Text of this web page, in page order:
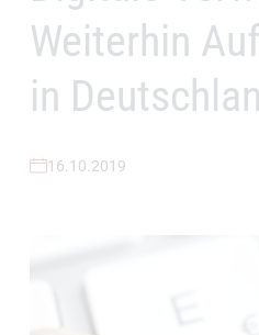
Weiterhin
in
16.10.2019